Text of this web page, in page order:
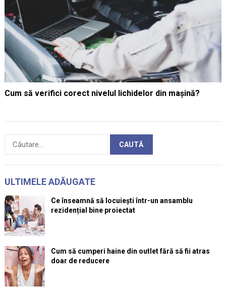
Cum să verifici corect nivelul lichidelor din mașină?
Caută
ULTIMELE ADĂUGATE
Ce înseamnă să locuiești într-un ansamblu
rezidențial bine proiectat
Cum să cumperi haine din outlet fără să fii atras
doar de reducere